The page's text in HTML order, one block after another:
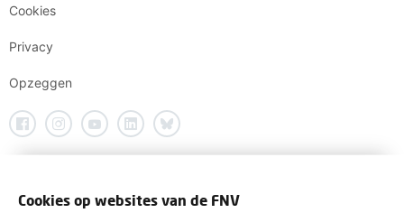
Cookies
Privacy
Opzeggen
Cookies op websites van de FNV